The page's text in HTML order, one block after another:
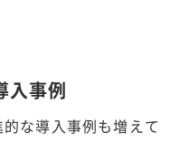
入事例
な導入事例も増えて